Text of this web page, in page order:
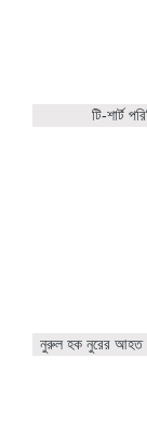
টি-শার্ট
নুরুল হক নুরের আহত